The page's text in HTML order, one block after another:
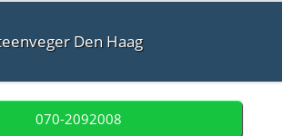
Den Haag
070-2092008